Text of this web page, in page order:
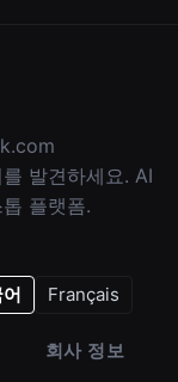
발견하세요. AI
플랫폼.
Français
회사 정보